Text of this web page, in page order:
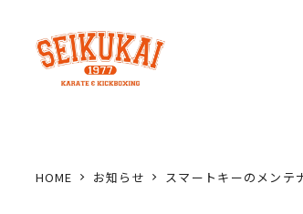
HOME お知らせ スマートキーのメン